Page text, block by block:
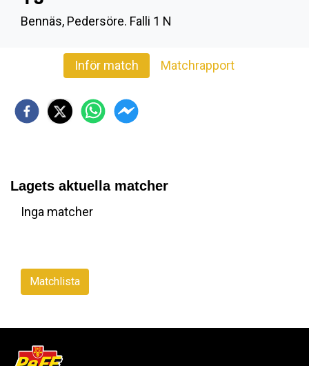
Bennäs, Pedersöre. Falli 1 N
Inför match Matchrapport
Lagets aktuella matcher
Inga matcher
Matchlista